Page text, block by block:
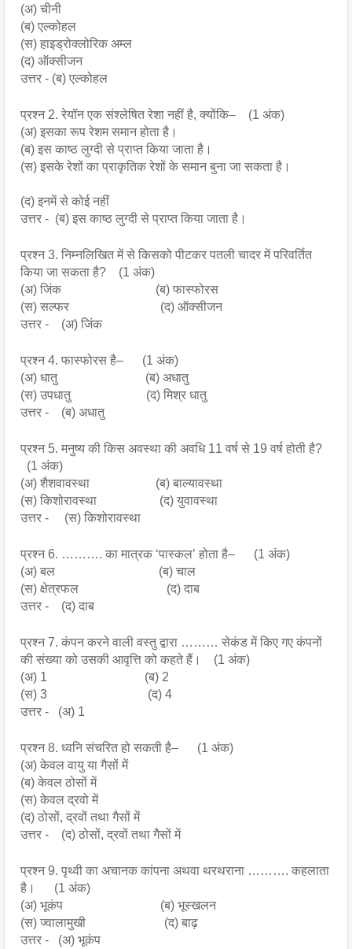
(अ) चीनी
(ब) एल्कोहल
(स) हाइड्रोक्लोरिक अम्ल
(द) ऑक्सीजन
उत्तर - (ब) एल्कोहल
प्रश्न 2. रेयॉन एक संश्लेषित रेशा नहीं है, क्योंकि– (1 अंक)
(अ) इसका रूप रेशम समान होता है।
(ब) इस काष्ठ लुग्दी से प्राप्त किया जाता है।
(स) इसके रेशों का प्राकृतिक रेशों के समान बुना जा सकता है।
(द) इनमें से कोई नहीं
उत्तर - (ब) इस काष्ठ लुग्दी से प्राप्त किया जाता है।
प्रश्न 3. निम्नलिखित में से किसको पीटकर पतली चादर में परिवर्तित
किया जा सकता है? (1 अंक)
(अ) जिंक (ब) फास्फोरस
(स) सल्फर (द) ऑक्सीजन
उत्तर - (अ) जिंक
प्रश्न 4. फास्फोरस है– (1 अंक)
(अ) धातु (ब) अधातु
(स) उपधातु (द) मिश्र धातु
उत्तर - (ब) अधातु
प्रश्न 5. मनुष्य की किस अवस्था की अवधि 11 वर्ष से 19 वर्ष होती है?
(1 अंक)
(अ) शैशवावस्था (ब) बाल्यावस्था
(स) किशोरावस्था (द) युवावस्था
उत्तर - (स) किशोरावस्था
प्रश्न 6. ………. का मात्रक ‘पास्कल’ होता है– (1 अंक)
(अ) बल (ब) चाल
(स) क्षेत्रफल (द) दाब
उत्तर - (द) दाब
प्रश्न 7. कंपन करने वाली वस्तु द्वारा ……… सेकंड में किए गए कंपनों
की संख्या को उसकी आवृत्ति को कहते हैं। (1 अंक)
(अ) 1 (ब) 2
(स) 3 (द) 4
उत्तर - (अ) 1
प्रश्न 8. ध्वनि संचरित हो सकती है– (1 अंक)
(अ) केवल वायु या गैसों में
(ब) केवल ठोसों में
(स) केवल द्रवो में
(द) ठोसों, द्रवों तथा गैसों में
उत्तर - (द) ठोसों, द्रवों तथा गैसों में
प्रश्न 9. पृथ्वी का अचानक कांपना अथवा थरथराना ………. कहलाता
है। (1 अंक)
(अ) भूकंप (ब) भूस्खलन
(स) ज्वालामुखी (द) बाढ़
उत्तर - (अ) भूकंप